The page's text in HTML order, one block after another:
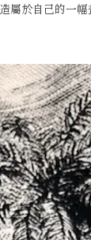
屬於自己的一幅